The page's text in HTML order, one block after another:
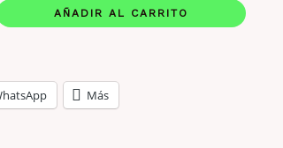
AÑADIR AL CARRITO
Más